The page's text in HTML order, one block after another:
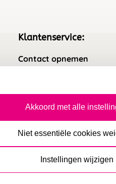
Klantenservice:
Contact opnemen
Retourneren
Akkoord met alle
Niet essentiële cookies
Instellingen wijzigen